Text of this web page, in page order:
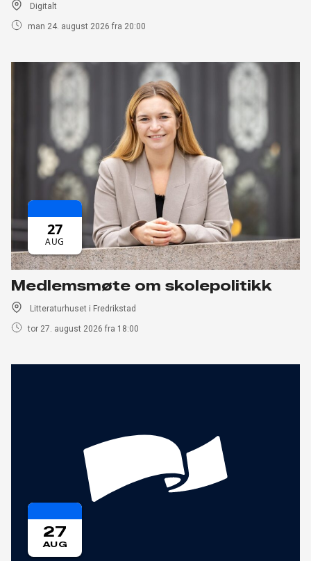
Digitalt
man 24. august 2026 fra 20:00
27
AUG
Medlemsmøte om skolepolitikk
Litteraturhuset i Fredrikstad
tor 27. august 2026 fra 18:00
27
AUG